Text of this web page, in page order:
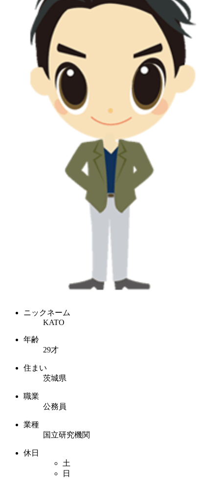
ニックネーム
KATO
年齢
29才
住まい
茨城県
職業
公務員
業種
国立研究機関
休日
土
日